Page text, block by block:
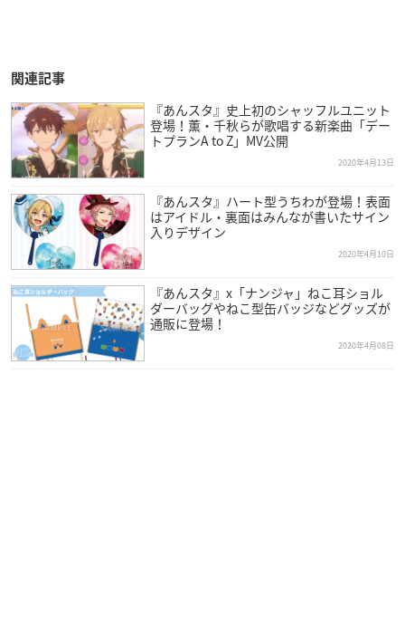
関連記事
『あんスタ』史上初のシャッフルユニット
登場！薫・千秋らが歌唱する新楽曲「デー
トプランA to Z」MV公開
2020年4月13日
『あんスタ』ハート型うちわが登場！表面
はアイドル・裏面はみんなが書いたサイン
入りデザイン
2020年4月10日
『あんスタ』x「ナンジャ」ねこ耳ショル
ダーバッグやねこ型缶バッジなどグッズが
通販に登場！
2020年4月08日